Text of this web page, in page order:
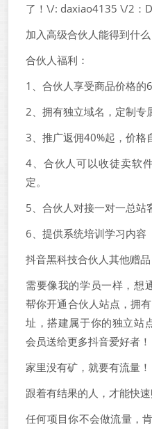
了！\/: daxiao4135 \/2：
加入高级合伙人能得到什么
合伙人福利：
1、合伙人享受商品价格的
2、拥有独立域名，定制专
3、推广返佣40%起，价格
4、合伙人可以收徒卖软
定。
5、合伙人对接一对一总站
6、提供系统培训学习内容
抖音黑科技合伙人其他赠品
需要像我的学员一样，想
帮你开通合伙人站点，拥
址，搭建属于你的独立站
会员送给更多抖音爱好者！
家里没有矿，就要有流量
跟着有结果的人，才能快速
任何项目你不会做流量，